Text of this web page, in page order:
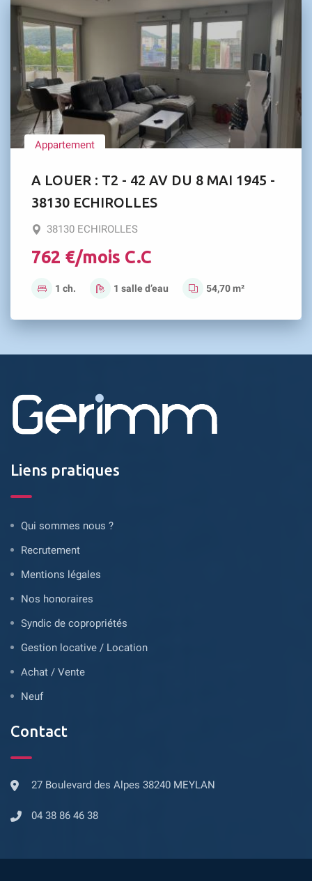
Appartement
A LOUER : T2 - 42 AV DU 8 MAI 1945 -
38130 ECHIROLLES
38130 ECHIROLLES
762 €/mois C.C
1 ch. 1 salle d’eau 54,70 m²
Liens pratiques
Qui sommes nous ?
Recrutement
Mentions légales
Nos honoraires
Syndic de copropriétés
Gestion locative / Location
Achat / Vente
Neuf
Contact
27 Boulevard des Alpes 38240 MEYLAN
04 38 86 46 38